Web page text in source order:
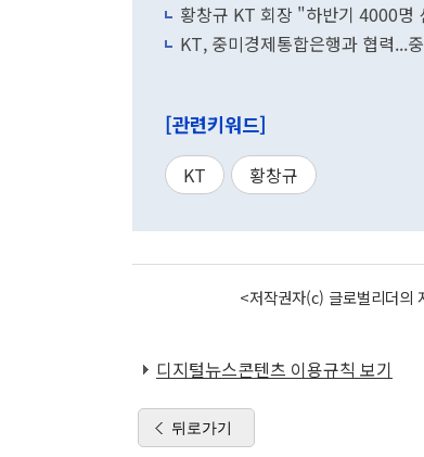
황창규 KT 회장 "하반기 4000명
KT, 중미경제통합은행과 협력...
[관련키워드]
KT 황창규
<저작권자(c) 글로벌리더
디지털뉴스콘텐츠 이용규칙 보기
뒤로가기